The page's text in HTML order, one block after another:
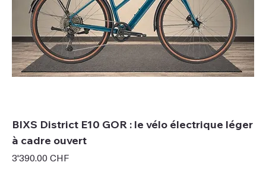
BIXS District E10 GOR : le vélo électrique léger
à cadre ouvert
Prix
3'390.00 CHF